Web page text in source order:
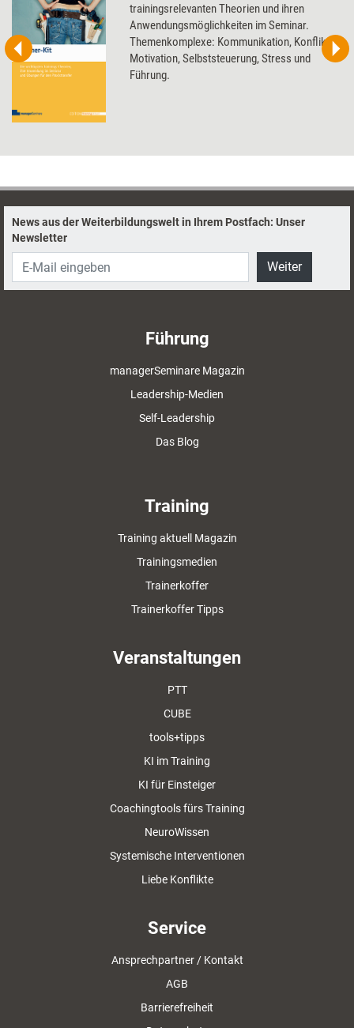
trainingsrelevanten Theorien und ihren
Anwendungsmöglichkeiten im Seminar.
Themenkomplexe: Kommunikation, Konflikt,
Motivation, Selbststeuerung, Stress und
Führung.
News aus der Weiterbildungswelt in Ihrem Postfach: Unser
Newsletter
Weiter
Führung
managerSeminare Magazin
Leadership-Medien
Self-Leadership
Das Blog
Training
Training aktuell Magazin
Trainingsmedien
Trainerkoffer
Trainerkoffer Tipps
Veranstaltungen
PTT
CUBE
tools+tipps
KI im Training
KI für Einsteiger
Coachingtools fürs Training
NeuroWissen
Systemische Interventionen
Liebe Konflikte
Service
Ansprechpartner / Kontakt
AGB
Barrierefreiheit